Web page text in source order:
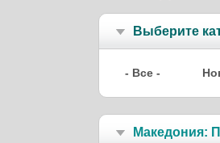
Выберите
- Все -
Македония: